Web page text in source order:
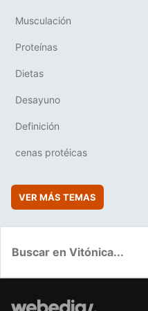
Musculación
Proteínas
Dietas
Desayuno
Definición
cenas protéicas
VER MÁS TEMAS